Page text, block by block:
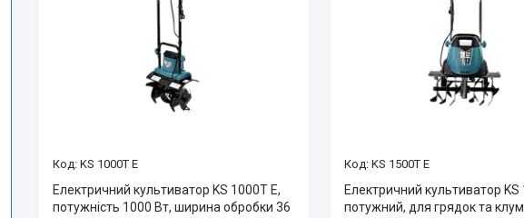
KS 1000T E
Електричний культиватор KS 1000T E,
потужність 1000 Вт, ширина обробки 36
KS 1500T E
Електричний культиватор KS
потужний, для грядок та